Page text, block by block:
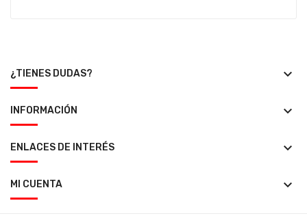
¿TIENES DUDAS? keyboard_arrow_down
INFORMACIÓN keyboard_arrow_down
ENLACES DE INTERÉS keyboard_arrow_down
MI CUENTA keyboard_arrow_down